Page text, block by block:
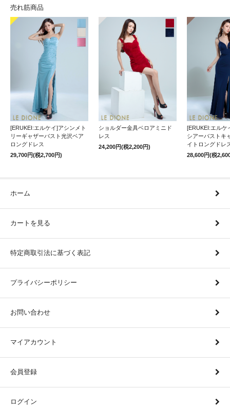
売れ筋商品
[ERUKEI:エルケイ]アシンメト
リーギャザーバスト光沢ベア
ロングドレス
29,700円(税2,700円)
ショルダー金具ベロアミニド
レス
24,200円(税2,200円)
[ERUKEI:エルケ
シアーバストキ
イトロングドレ
28,600円(税
ホーム
カートを見る
特定商取引法に基づく表記
プライバシーポリシー
お問い合わせ
マイアカウント
会員登録
ログイン